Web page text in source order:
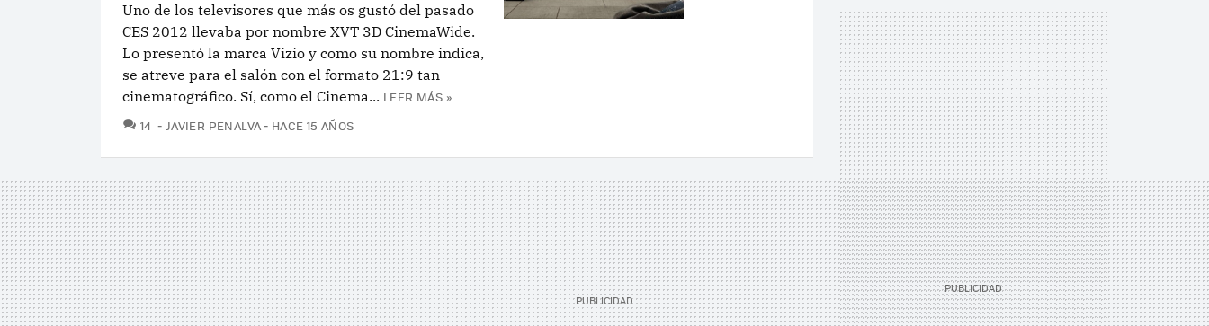
Uno de los televisores que más os gustó del pasado
CES 2012 llevaba por nombre XVT 3D CinemaWide.
Lo presentó la marca Vizio y como su nombre indica,
se atreve para el salón con el formato 21:9 tan
cinematográfico. Sí, como el Cinema... LEER MÁS »
14 COMENTARIOS
JAVIER PENALVA HACE 15 AÑOS